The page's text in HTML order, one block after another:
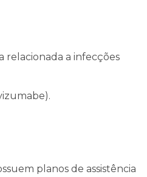
relacionada a infecções
planos de assistência